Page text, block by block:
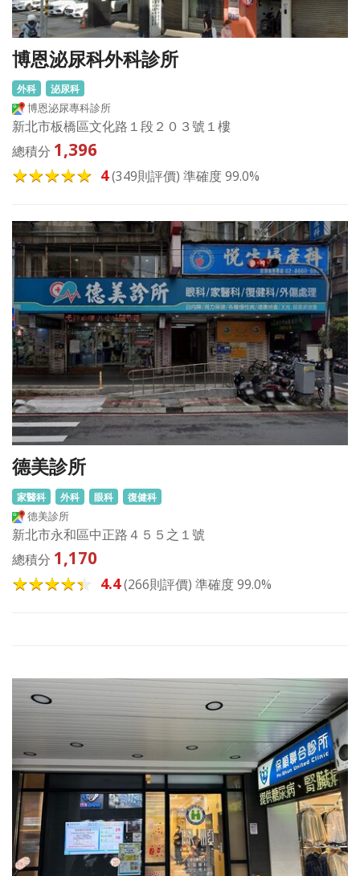
博恩泌尿科外科診所
外科 泌尿科
博恩泌尿專科診所
新北市板橋區文化路１段２０３號１樓
總積分 1,396
4(349則評價) 準確度 99.0%
德美診所
家醫科 外科 眼科 復健科
德美診所
新北市永和區中正路４５５之１號
總積分 1,170
4.4(266則評價) 準確度 99.0%